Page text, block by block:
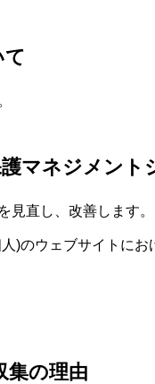
て
マネジメン
見直し、改善します。
)のウェブサイトに
集の理由